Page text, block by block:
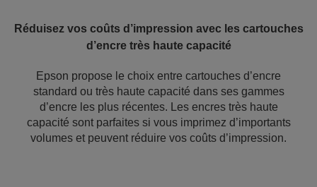
Réduisez vos coûts d’impression avec les cartouches
d’encre très haute capacité
Epson propose le choix entre cartouches d’encre
standard ou très haute capacité dans ses gammes
d’encre les plus récentes. Les encres très haute
capacité sont parfaites si vous imprimez d’importants
volumes et peuvent réduire vos coûts d’impression.